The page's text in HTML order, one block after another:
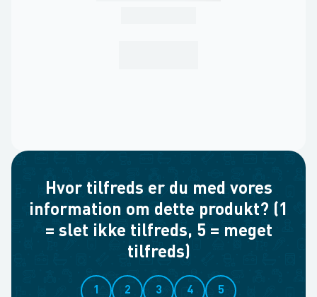
Hvor tilfreds er du med vores
information om dette produkt? (1
= slet ikke tilfreds, 5 = meget
tilfreds)
1 2 3 4 5